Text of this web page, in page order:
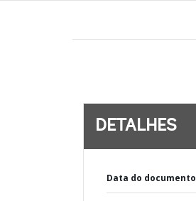
DETALHES
Data do documento